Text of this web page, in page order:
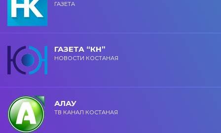
ГАЗЕТА
ГАЗЕТА “КН”
НОВОСТИ КОСТАНАЯ
АЛАУ
ТВ КАНАЛ КОСТАНАЯ